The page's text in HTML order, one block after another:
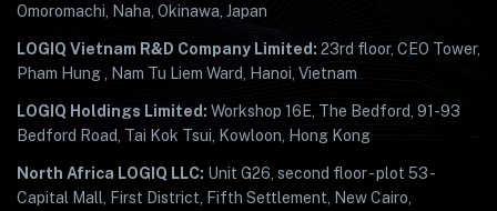
Omoromachi, Naha, Okinawa, Japan
LOGIQ Vietnam R&D Company Limited: 23rd floor, CEO Tower,
Pham Hung , Nam Tu Liem Ward, Hanoi, Vietnam
LOGIQ Holdings Limited: Workshop 16E, The Bedford, 91-93
Bedford Road, Tai Kok Tsui, Kowloon, Hong Kong
North Africa LOGIQ LLC: Unit G26, second floor - plot 53 -
Capital Mall, First District, Fifth Settlement, New Cairo,